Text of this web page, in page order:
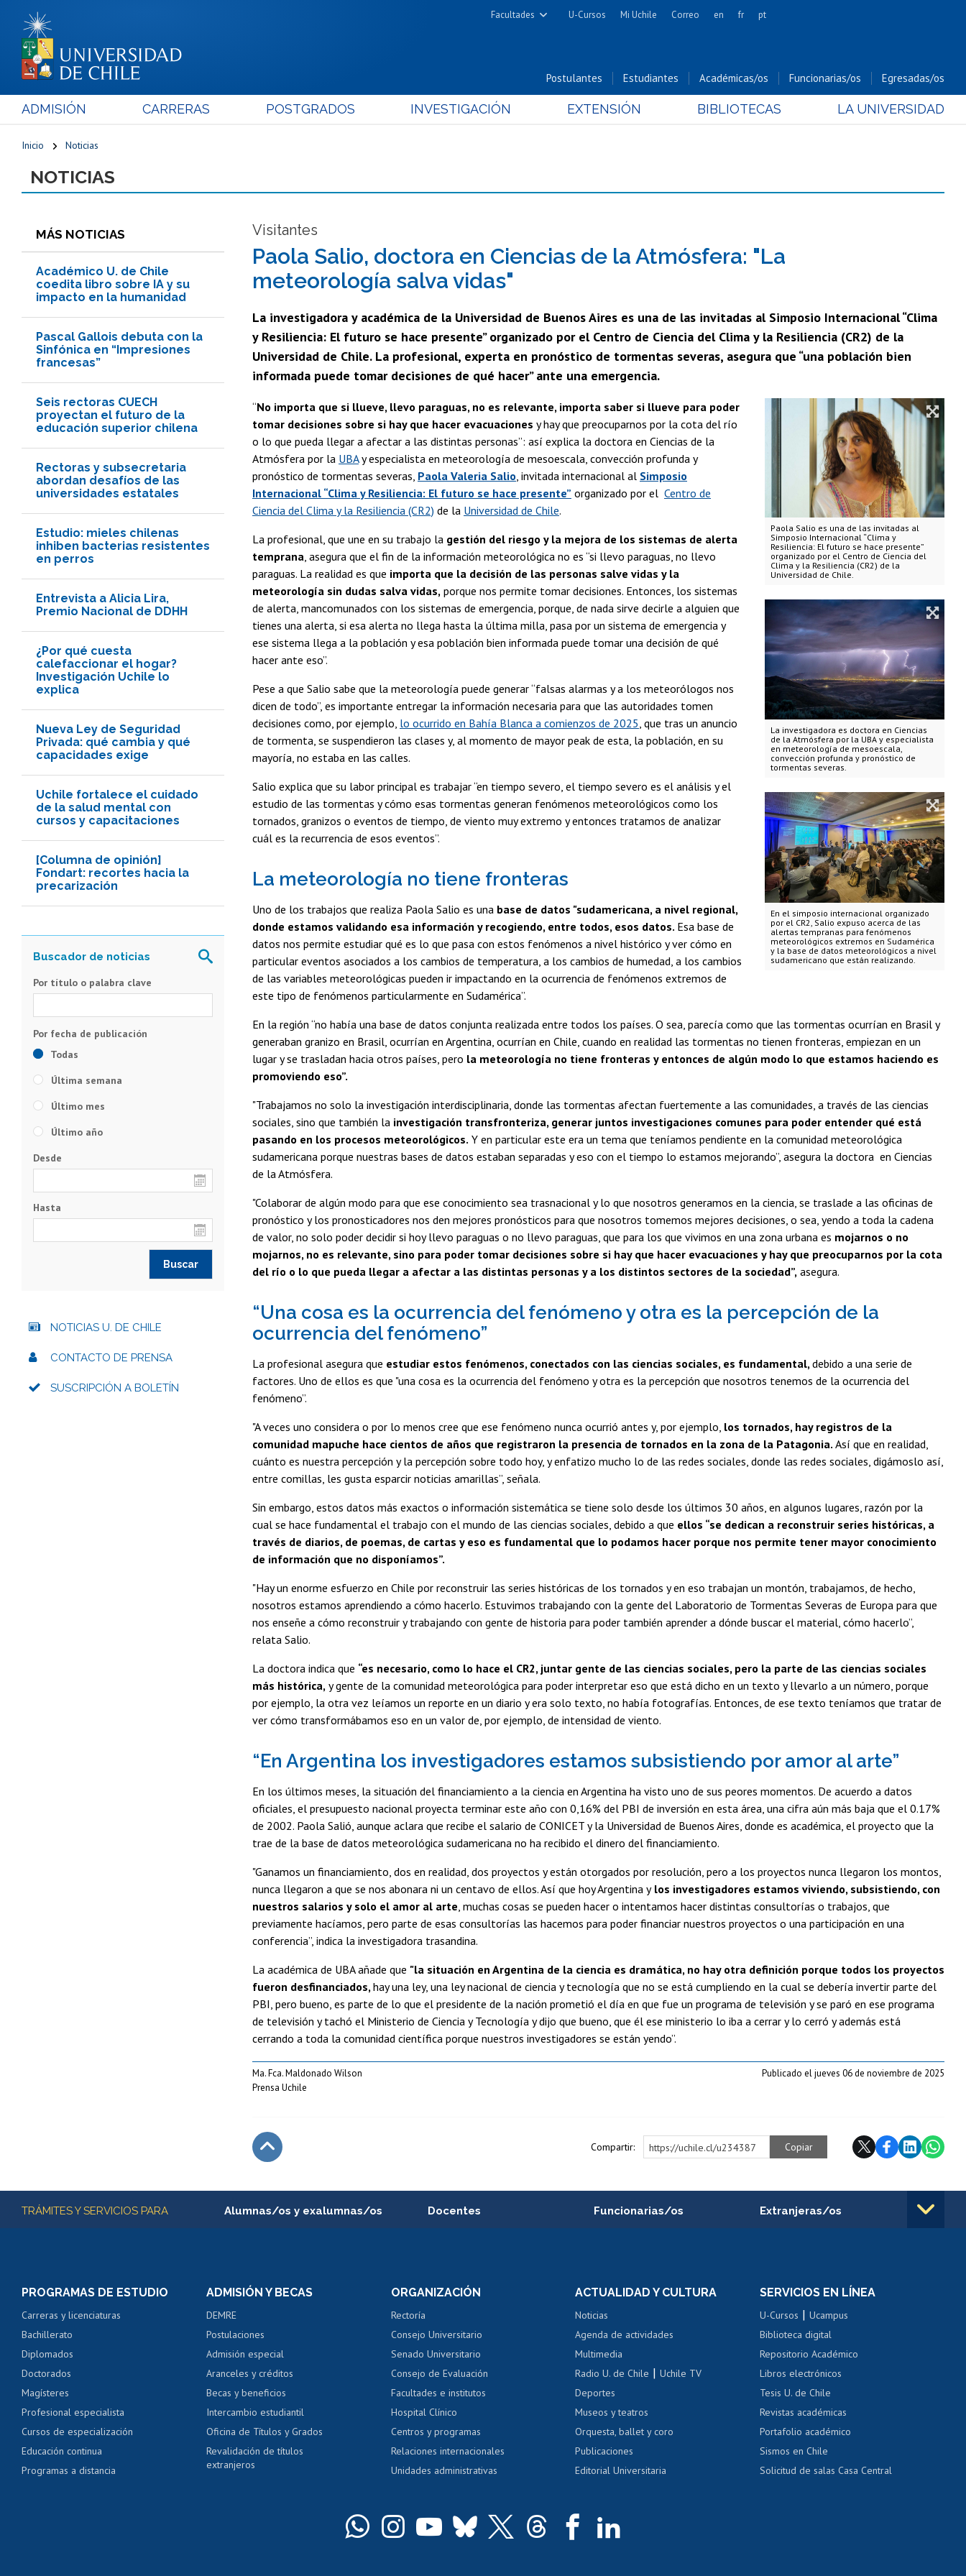
Facultades
Cs. Físicas y Matemáticas
Cs. Forestales y Conservación
Cs. Químicas y Farmacéuticas
Cs. Sociales
Nutrición y Tecnología de
Bachillerato
U-Cursos Mi Uchile Correo en fr pt
Postulantes Estudiantes Académicas/os Funcionarias/os Egresadas/os
ADMISIÓN CARRERAS POSTGRADOS INVESTIGACIÓN EXTENSIÓN BIBLIOTECAS LA UNIVERSIDAD
Inicio Noticias
NOTICIAS
MÁS NOTICIAS
Académico U. de Chile
coedita libro sobre IA y su
impacto en la humanidad
Pascal Gallois debuta con la
Sinfónica en “Impresiones
francesas”
Seis rectoras CUECH
proyectan el futuro de la
educación superior chilena
Rectoras y subsecretaria
abordan desafíos de las
universidades estatales
Estudio: mieles chilenas
inhiben bacterias resistentes
en perros
Entrevista a Alicia Lira,
Premio Nacional de DDHH
¿Por qué cuesta
calefaccionar el hogar?
Investigación Uchile lo
explica
Nueva Ley de Seguridad
Privada: qué cambia y qué
capacidades exige
Uchile fortalece el cuidado
de la salud mental con
cursos y capacitaciones
[Columna de opinión]
Fondart: recortes hacia la
precarización
Visitantes
Paola Salio, doctora en Ciencias de la Atmósfera: "La
meteorología salva vidas"
La investigadora y académica de la Universidad de Buenos Aires es una de las invitadas al Simposio Internacional “Clima
y Resiliencia: El futuro se hace presente” organizado por el Centro de Ciencia del Clima y la Resiliencia (CR2) de la
Universidad de Chile. La profesional, experta en pronóstico de tormentas severas, asegura que “una población bien
informada puede tomar decisiones de qué hacer” ante una emergencia.
Paola Salio es una de las invitadas al
Simposio Internacional “Clima y
Resiliencia: El futuro se hace presente”
organizado por el Centro de Ciencia del
Clima y la Resiliencia (CR2) de la
Universidad de Chile.
La investigadora es doctora en Ciencias
de la Atmósfera por la UBA y especialista
en meteorología de mesoescala,
convección profunda y pronóstico de
tormentas severas.
En el simposio internacional organizado
por el CR2, Salio expuso acerca de las
alertas tempranas para fenómenos
meteorológicos extremos en Sudamérica
y la base de datos meteorológicos a nivel
sudamericano que están realizando.
“No importa que si llueve, llevo paraguas, no es relevante, importa saber si llueve para poder
tomar decisiones sobre si hay que hacer evacuaciones y hay que preocuparnos por la cota del río
o lo que pueda llegar a afectar a las distintas personas”: así explica la doctora en Ciencias de la
Atmósfera por la UBAy especialista en meteorología de mesoescala, convección profunda y
pronóstico de tormentas severas, Paola Valeria Salio , invitada internacional al Simposio
Internacional “Clima y Resiliencia: El futuro se hace presente” organizado por el Centro de
Ciencia del Clima y la Resiliencia (CR2) de la Universidad de Chile.
La profesional, que une en su trabajo la gestión del riesgo y la mejora de los sistemas de alerta
temprana , asegura que el fin de la información meteorológica no es “si llevo paraguas, no llevo
paraguas. La realidad es que importa que la decisión de las personas salve vidas y la
meteorología sin dudas salva vidas, porque nos permite tomar decisiones. Entonces, los sistemas
de alerta, mancomunados con los sistemas de emergencia, porque, de nada sirve decirle a alguien que
tienes una alerta, si esa alerta no llega hasta la última milla, pasa por un sistema de emergencia y
ese sistema llega a la población y esa población bien informada puede tomar una decisión de qué
hacer ante eso”.
Pese a que Salio sabe que la meteorología puede generar “falsas alarmas y a los meteorólogos nos
dicen de todo”, es importante entregar la información necesaria para que las autoridades tomen
decisiones como, por ejemplo, lo ocurrido en Bahía Blanca a comienzos de 2025 , que tras un anuncio
de tormenta, se suspendieron las clases y, al momento de mayor peak de esta, la población, en su
mayoría, no estaba en las calles.
Salio explica que su labor principal es trabajar “en tiempo severo, el tiempo severo es el análisis y el
estudio de las tormentas y cómo esas tormentas generan fenómenos meteorológicos como los
tornados, granizos o eventos de tiempo, de viento muy extremo y entonces tratamos de analizar
cuál es la recurrencia de esos eventos”.
La meteorología no tiene fronteras
Uno de los trabajos que realiza Paola Salio es una base de datos "sudamericana, a nivel regional,
donde estamos validando esa información y recogiendo, entre todos, esos datos. Esa base de
datos nos permite estudiar qué es lo que pasa con estos fenómenos a nivel histórico y ver cómo en
particular eventos asociados a los cambios de temperatura, a los cambios de humedad, a los cambios
de las variables meteorológicas pueden ir impactando en la ocurrencia de fenómenos extremos de
este tipo de fenómenos particularmente en Sudamérica”.
En la región “no había una base de datos conjunta realizada entre todos los países. O sea, parecía como que las tormentas ocurrían en Brasil y
generaban granizo en Brasil, ocurrían en Argentina, ocurrían en Chile, cuando en realidad las tormentas no tienen fronteras, empiezan en un
lugar y se trasladan hacia otros países, pero la meteorología no tiene fronteras y entonces de algún modo lo que estamos haciendo es
promoviendo eso”.
"Trabajamos no solo la investigación interdisciplinaria, donde las tormentas afectan fuertemente a las comunidades, a través de las ciencias
sociales, sino que también la investigación transfronteriza, generar juntos investigaciones comunes para poder entender qué está
pasando en los procesos meteorológicos. Y en particular este era un tema que teníamos pendiente en la comunidad meteorológica
sudamericana porque nuestras bases de datos estaban separadas y eso con el tiempo lo estamos mejorando”, asegura la doctora en Ciencias
de la Atmósfera.
"Colaborar de algún modo para que ese conocimiento sea trasnacional y lo que nosotros generamos en la ciencia, se traslade a las oficinas de
pronóstico y los pronosticadores nos den mejores pronósticos para que nosotros tomemos mejores decisiones, o sea, yendo a toda la cadena
de valor, no solo poder decidir si hoy llevo paraguas o no llevo paraguas, que para los que vivimos en una zona urbana es mojarnos o no
mojarnos, no es relevante, sino para poder tomar decisiones sobre si hay que hacer evacuaciones y hay que preocuparnos por la cota
del río o lo que pueda llegar a afectar a las distintas personas y a los distintos sectores de la sociedad”, asegura.
“Una cosa es la ocurrencia del fenómeno y otra es la percepción de la
ocurrencia del fenómeno”
La profesional asegura que estudiar estos fenómenos, conectados con las ciencias sociales, es fundamental, debido a una serie de
factores. Uno de ellos es que "una cosa es la ocurrencia del fenómeno y otra es la percepción que nosotros tenemos de la ocurrencia del
fenómeno”.
"A veces uno considera o por lo menos cree que ese fenómeno nunca ocurrió antes y, por ejemplo, los tornados, hay registros de la
comunidad mapuche hace cientos de años que registraron la presencia de tornados en la zona de la Patagonia. Así que en realidad,
cuánto es nuestra percepción y la percepción sobre todo hoy, y enfatizo mucho lo de las redes sociales, donde las redes sociales, digámoslo así,
entre comillas, les gusta esparcir noticias amarillas”, señala.
Sin embargo, estos datos más exactos o información sistemática se tiene solo desde los últimos 30 años, en algunos lugares, razón por la
cual se hace fundamental el trabajo con el mundo de las ciencias sociales, debido a que ellos “se dedican a reconstruir series históricas, a
través de diarios, de poemas, de cartas y eso es fundamental que lo podamos hacer porque nos permite tener mayor conocimiento
de información que no disponíamos”.
"Hay un enorme esfuerzo en Chile por reconstruir las series históricas de los tornados y en eso trabajan un montón, trabajamos, de hecho,
nosotros estamos aprendiendo a cómo hacerlo. Estuvimos trabajando con la gente del Laboratorio de Tormentas Severas de Europa para que
nos enseñe a cómo reconstruir y trabajando con gente de historia para poder también aprender a dónde buscar el material, cómo hacerlo”,
relata Salio.
La doctora indica que “es necesario, como lo hace el CR2, juntar gente de las ciencias sociales, pero la parte de las ciencias sociales
más histórica, y gente de la comunidad meteorológica para poder interpretar eso que está dicho en un texto y llevarlo a un número, porque
por ejemplo, la otra vez leíamos un reporte en un diario y era solo texto, no había fotografías. Entonces, de ese texto teníamos que tratar de
ver cómo transformábamos eso en un valor de, por ejemplo, de intensidad de viento.
“En Argentina los investigadores estamos subsistiendo por amor al arte”
En los últimos meses, la situación del financiamiento a la ciencia en Argentina ha visto uno de sus peores momentos. De acuerdo a datos
oficiales, el presupuesto nacional proyecta terminar este año con 0,16% del PBI de inversión en esta área, una cifra aún más baja que el 0.17%
de 2002. Paola Salió, aunque aclara que recibe el salario de CONICET y la Universidad de Buenos Aires, donde es académica, el proyecto que la
trae de la base de datos meteorológica sudamericana no ha recibido el dinero del financiamiento.
"Ganamos un financiamiento, dos en realidad, dos proyectos y están otorgados por resolución, pero a los proyectos nunca llegaron los montos,
nunca llegaron a que se nos abonara ni un centavo de ellos. Así que hoy Argentina ylos investigadores estamos viviendo, subsistiendo, con
nuestros salarios y solo el amor al arte , muchas cosas se pueden hacer o intentamos hacer distintas consultorías o trabajos, que
previamente hacíamos, pero parte de esas consultorías las hacemos para poder financiar nuestros proyectos o una participación en una
conferencia”, indica la investigadora trasandina.
La académica de UBA añade que "la situación en Argentina de la ciencia es dramática, no hay otra definición porque todos los proyectos
fueron desfinanciados, hay una ley, una ley nacional de ciencia y tecnología que no se está cumpliendo en la cual se debería invertir parte del
PBI, pero bueno, es parte de lo que el presidente de la nación prometió el día en que fue un programa de televisión y se paró en ese programa
de televisión y tachó el Ministerio de Ciencia y Tecnología y dijo que bueno, que él ese ministerio lo iba a cerrar y lo cerró y además está
cerrando a toda la comunidad científica porque nuestros investigadores se están yendo”.
Ma. Fca. Maldonado Wilson
Prensa Uchile
Publicado el jueves 06 de noviembre de 2025
Compartir: https://uchile.cl/u234387 Copiar
Por título o palabra clave
Todas
Última semana
Último mes
Último año
Desde
Hasta
NOTICIAS U. DE CHILE
CONTACTO DE PRENSA
SUSCRIPCIÓN A BOLETÍN
Más información
TRÁMITES Y SERVICIOS PARA Alumnas/os y exalumnas/os
Consulta y certificado de notas
Servicio médico y dental
Pago de arancel y crédito alumnos
Pago de arancel y crédito exalumnos
Certificado de títulos y grados
Docentes
Perfeccionamiento
Evaluación docente
Calificación académica
Postulación al AUCAI
Funcionarias/os
Portal de movilidad interna
Certificado de renta
Certificado de renta
Gestión de correo uchile
Extranjeras/os
Movilidad Estudiantil
Cursos de español
Acoso laboral, sexual y violencia
PROGRAMAS DE ESTUDIO
Carreras y licenciaturas
Bachillerato
Diplomados
Doctorados
Magísteres
Profesional especialista
Cursos de especialización
Educación continua
Programas a distancia
ADMISIÓN Y BECAS
DEMRE
Postulaciones
Admisión especial
Aranceles y créditos
Becas y beneficios
Intercambio estudiantil
Oficina de Títulos y Grados
Revalidación de títulos
extranjeros
ORGANIZACIÓN
Rectoría
Consejo Universitario
Senado Universitario
Consejo de Evaluación
Facultades e institutos
Hospital Clínico
Centros y programas
Relaciones internacionales
Unidades administrativas
ACTUALIDAD Y CULTURA
Noticias
Agenda de actividades
Multimedia
Radio U. de Chile |Uchile TV
Deportes
Museos y teatros
Orquesta, ballet y coro
Publicaciones
Editorial Universitaria
SERVICIOS EN LÍNEA
U-Cursos |Ucampus
Biblioteca digital
Repositorio Académico
Libros electrónicos
Tesis U. de Chile
Revistas académicas
Portafolio académico
Sismos en Chile
Solicitud de salas Casa Central